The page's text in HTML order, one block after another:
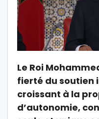
Le Roi
fierté du soutien
croissant à la
d’autonomie,